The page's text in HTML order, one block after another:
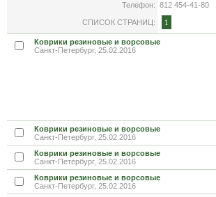
Телефон: 812 454-41-80
СПИСОК СТРАНИЦ: 1
Коврики резиновые и ворсовые
Санкт-Петербург, 25.02.2016
Коврики резиновые и ворсовые
Санкт-Петербург, 25.02.2016
Коврики резиновые и ворсовые
Санкт-Петербург, 25.02.2016
Коврики резиновые и ворсовые
Санкт-Петербург, 25.02.2016